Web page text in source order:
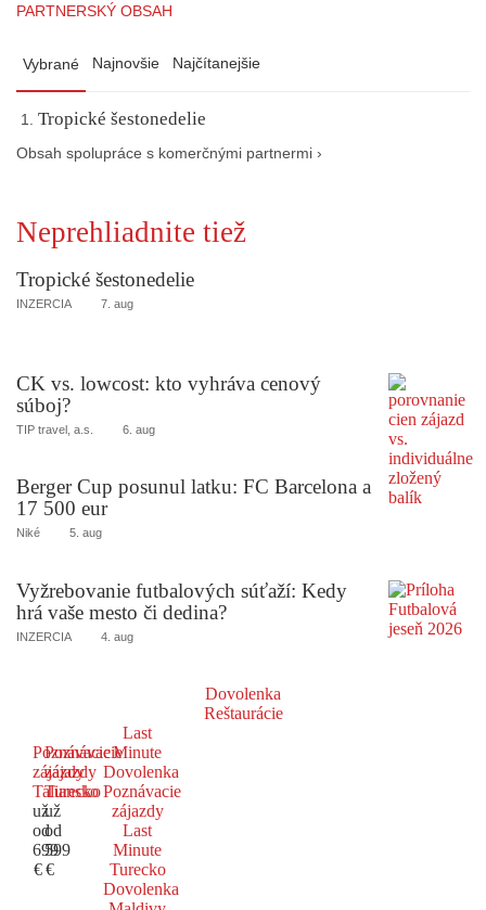
PARTNERSKÝ OBSAH
Vybrané Najnovšie Najčítanejšie
Tropické šestonedelie
Obsah spolupráce s komerčnými partnermi ›
Neprehliadnite tiež
Tropické šestonedelie
INZERCIA 7. aug
CK vs. lowcost: kto vyhráva cenový
súboj?
TIP travel, a.s. 6. aug
Berger Cup posunul latku: FC Barcelona a
17 500 eur
Niké 5. aug
Vyžrebovanie futbalových súťaží: Kedy
hrá vaše mesto či dedina?
INZERCIA 4. aug
Dovolenka
Reštaurácie
Poznávacie
zájazdy
Taliansko
už
od
699
€
Poznávacie
zájazdy
Turecko
už
od
599
€
Last
Minute
Dovolenka
Poznávacie
zájazdy
Last
Minute
Turecko
Dovolenka